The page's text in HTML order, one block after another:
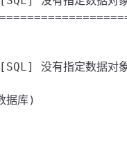
没有指定数据对象